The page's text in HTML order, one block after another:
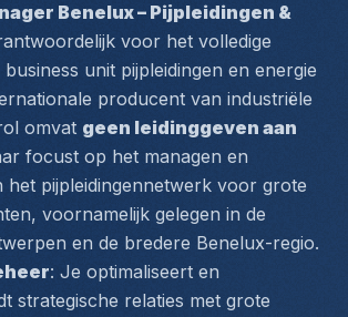
Benelux – Pijpleidingen &
voor het volledige
unit pijpleidingen en energie
producent van industriële
omvat geen leidinggeven aan
focust op het managen en
het pijpleidingennetwerk voor grote
voornamelijk gelegen in de
en de bredere Benelux-regio.
: Je optimaliseert en
strategische relaties met grote